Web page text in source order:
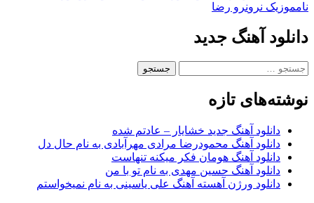
نامموزیک نرونرو رضا
دانلود آهنگ جدید
جستجو
نوشته‌های تازه
دانلود آهنگ جدید خشایار – عادتم شده
دانلود آهنگ محمودرضا مرادی مهرآبادی به نام حال دل
دانلود آهنگ هومان فکر میکنه تنهاست
دانلود آهنگ حسین مهدی به نام تو با من
دانلود ورژن آهسته آهنگ علی یاسینی به نام نمیخواستم